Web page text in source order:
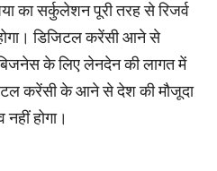
का सर्कुलेशन पूरी तरह से रिजर्व
डिजिटल करेंसी आने से
के लिए लेनदेन की लागत में
करेंसी के आने से देश की मौजूदा
होगा।